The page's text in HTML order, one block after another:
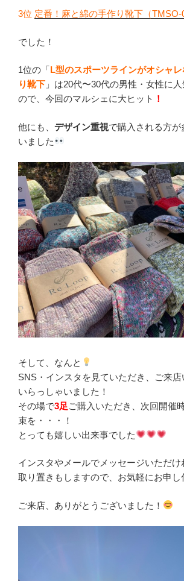
3位 定番！麻と綿の手作り靴下（TMSO-
でした！
1位の「L型のスポーツラインがオシャレ
り靴下 」は20代〜30代の男性・女性に
ので、今回のマルシェに大ヒット ！
他にも、 デザイン重視で購入される方が
いました
そして、なんと
SNS・インスタを見ていただき、ご来
いらっしゃいました！
その場で3足ご購入いただき、次回開催
束を・・・！
とっても嬉しい出来事でした
インスタやメールでメッセージいただけ
取り置きもしますので、お気軽にお申し
ご来店、ありがとうございました！